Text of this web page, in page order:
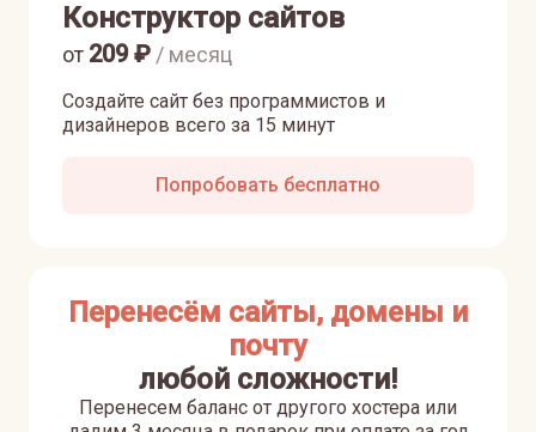
Конструктор сайтов
Создайте сайт без программистов и
дизайнеров всего за 15 минут
от 209₽ / месяц
Попробовать бесплатно
Перенесём сайты, домены и
почту
любой сложности!
Перенесем баланс от другого хостера или